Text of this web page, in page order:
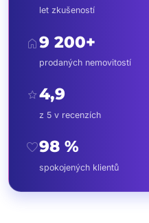
let zkušeností
home9 200+
prodaných nemovitostí
star4,9
z 5 v recenzích
favorite98 %
spokojených klientů